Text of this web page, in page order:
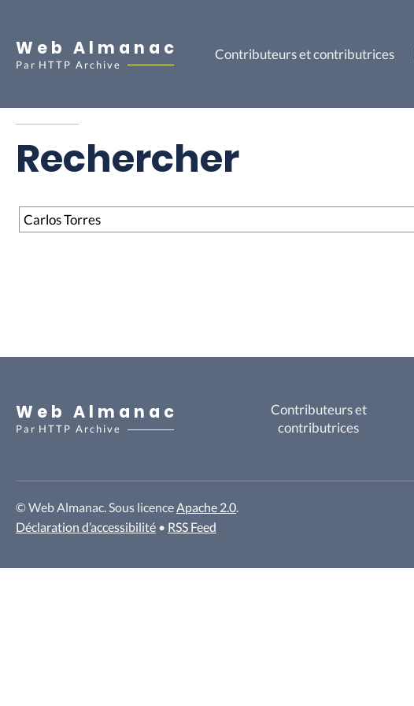
Web Almanac
Par HTTP Archive
Contributeurs et contributrices
Rechercher
Rechercher
Web Almanac
Par HTTP Archive
Contributeurs et
contributrices
© Web Almanac. Sous licenceApache 2.0.
Déclaration d’accessibilité • RSS Feed